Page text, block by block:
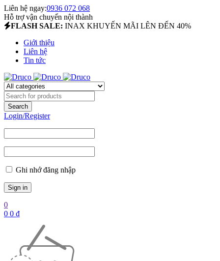
Liên hệ ngay:0936 072 068
Hỗ trợ vận chuyển nội thành
FLASH SALE: INAX KHUYẾN MÃI LÊN ĐẾN 40%
Giới thiệu
Liên hệ
Tin tức
Login/Register
Ghi nhớ đăng nhập
0
0 0 ₫